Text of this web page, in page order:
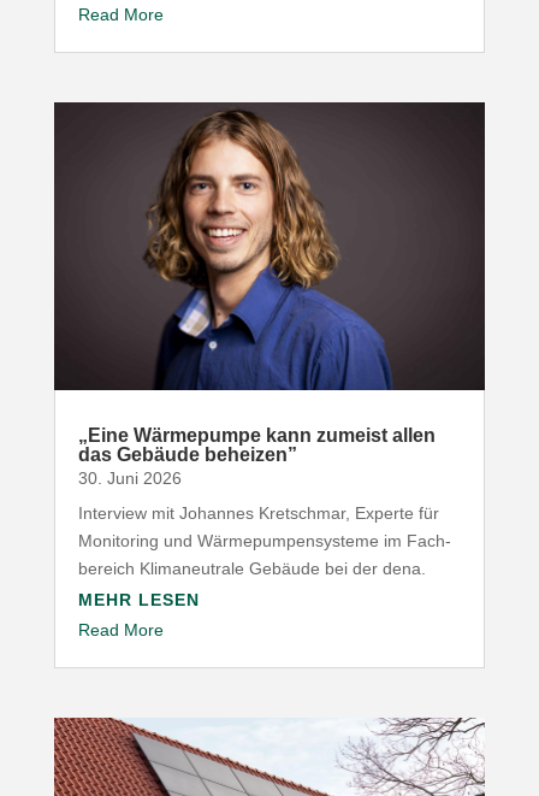
Read More
„ Eine Wärme­pumpe kann zumeist allen
das Gebäude beheizen”
30. Juni 2026
Interview mit Johannes Kret­schmar, Experte für
Moni­toring und Wärme­pum­pen­systeme im Fach­
be­reich Klima­neu­trale Gebäude bei der dena.
MEHR LESEN
Read More